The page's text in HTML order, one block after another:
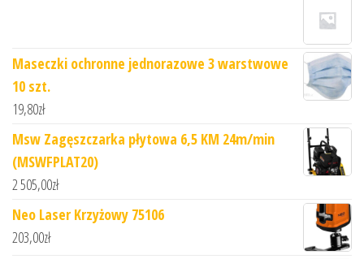
Maseczki ochronne jednorazowe 3 warstwowe
10 szt.
19,80zł
Msw Zagęszczarka płytowa 6,5 KM 24m/min
(MSWFPLAT20)
2 505,00zł
Neo Laser Krzyżowy 75106
203,00zł